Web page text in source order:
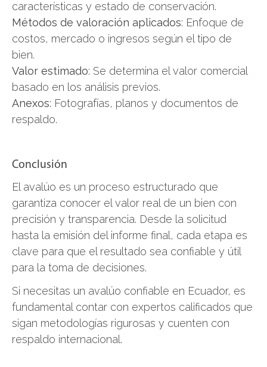
características y estado de conservación.
Métodos de valoración aplicados: Enfoque de
costos, mercado o ingresos según el tipo de
bien.
Valor estimado: Se determina el valor comercial
basado en los análisis previos.
Anexos: Fotografías, planos y documentos de
respaldo.
Conclusión
El avalúo es un proceso estructurado que
garantiza conocer el valor real de un bien con
precisión y transparencia. Desde la solicitud
hasta la emisión del informe final, cada etapa es
clave para que el resultado sea confiable y útil
para la toma de decisiones.
Si necesitas un avalúo confiable en Ecuador, es
fundamental contar con expertos calificados que
sigan metodologías rigurosas y cuenten con
respaldo internacional.